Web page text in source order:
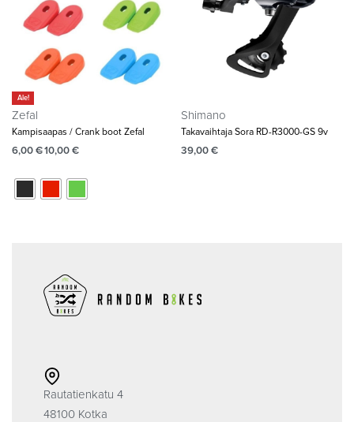
Ale!
Zefal
Kampisaapas / Crank boot Zefal
6,00€10,00€
Shimano
Takavaihtaja Sora RD-R3000-GS 9v
39,00€
Rautatienkatu 4
48100 Kotka